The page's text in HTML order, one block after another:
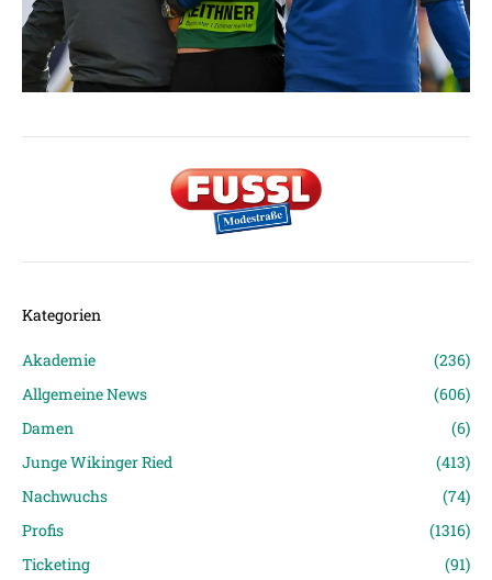
Kategorien
Akademie
(236)
Allgemeine News
(606)
Damen
(6)
Junge Wikinger Ried
(413)
Nachwuchs
(74)
Profis
(1316)
Ticketing
(91)